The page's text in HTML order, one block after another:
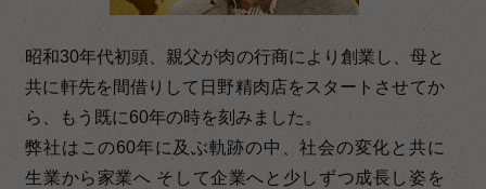
昭和30年代初頭、親父が肉の行商により創業し、母と
共に軒先を間借りして日野精肉店をスタートさせてか
ら、もう既に60年の時を刻みました。
弊社はこの60年に及ぶ軌跡の中、社会の変化と共に
生業から家業へ そして企業へと少しずつ成長し姿を